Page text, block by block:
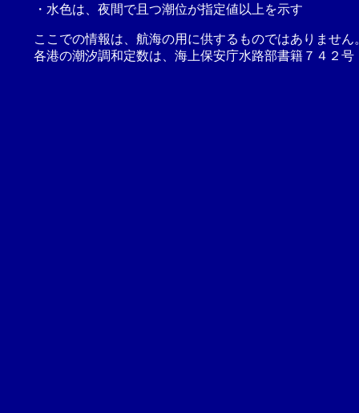
・水色は、夜間で且つ潮位が指定値以上を示す
ここでの情報は、航海の用に供するものではありませ
各港の潮汐調和定数は、海上保安庁水路部書籍７４２